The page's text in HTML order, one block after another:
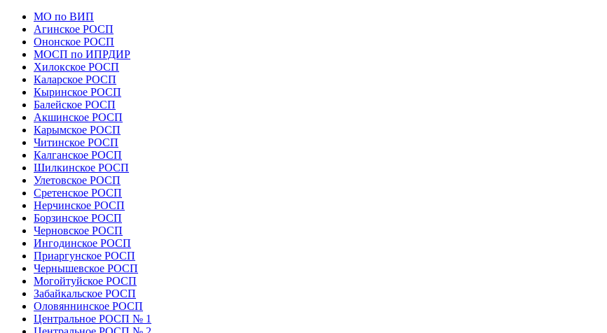
МО по ВИП
Агинское РОСП
Ононское РОСП
МОСП по ИПРДИР
Хилокское РОСП
Каларское РОСП
Кыринское РОСП
Балейское РОСП
Акшинское РОСП
Карымское РОСП
Читинское РОСП
Калганское РОСП
Шилкинское РОСП
Улетовское РОСП
Сретенское РОСП
Нерчинское РОСП
Борзинское РОСП
Черновское РОСП
Ингодинское РОСП
Приаргунское РОСП
Чернышевское РОСП
Могойтуйское РОСП
Забайкальское РОСП
Оловяннинское РОСП
Центральное РОСП № 1